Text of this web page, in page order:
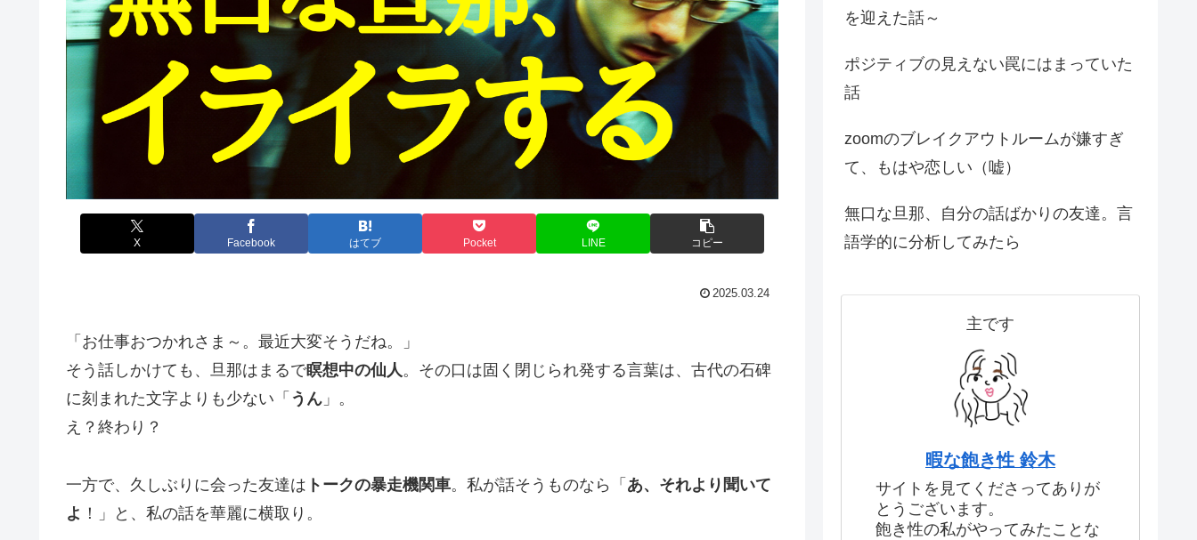
X Facebook はてブ Pocket LINE コピー
2025.03.24
「お仕事おつかれさま～。最近大変そうだね。」
そう話しかけても、旦那はまるで瞑想中の仙人。その口は固く閉じられ発する言葉は、古代の石碑
に刻まれた文字よりも少ない「 うん 」。
え？終わり？
一方で、久しぶりに会った友達は トークの暴走機関車。私が話そうものなら「 あ、それより聞いて
よ ！」と、私の話を華麗に横取り。
を迎えた話～
ポジティブの見えない罠にはまっていた
話
zoomのブレイクアウトルームが嫌すぎ
て、もはや恋しい（嘘）
無口な旦那、自分の話ばかりの友達。言
語学的に分析してみたら
主です
暇な飽き性 鈴木
サイトを見てくださってありが
とうございます。
飽き性の私がやってみたことな